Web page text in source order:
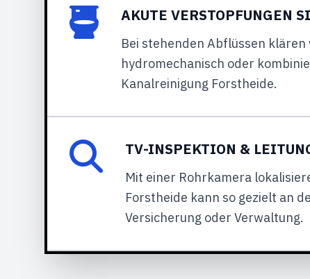
AKUTE VERSTOPFUNGEN
Bei stehenden Abflüssen
hydromechanisch oder
Kanalreinigung Forstheide.
TV-INSPEKTION &
Mit einer Rohrkamera
Forstheide kann so gezielt an
Versicherung oder Verwaltung.